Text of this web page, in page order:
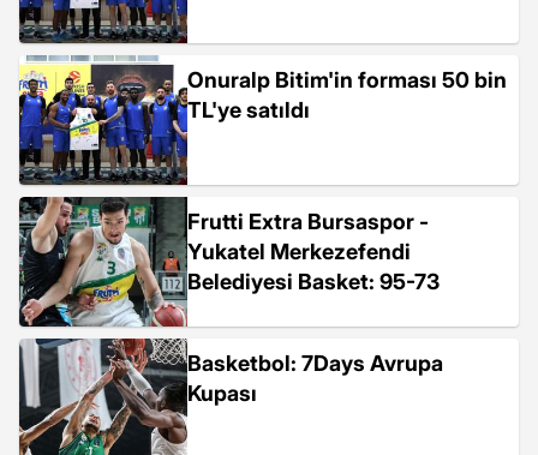
Onuralp Bitim'in forması 50 bin
TL'ye satıldı
Frutti Extra Bursaspor -
Yukatel Merkezefendi
Belediyesi Basket: 95-73
Basketbol: 7Days Avrupa
Kupası